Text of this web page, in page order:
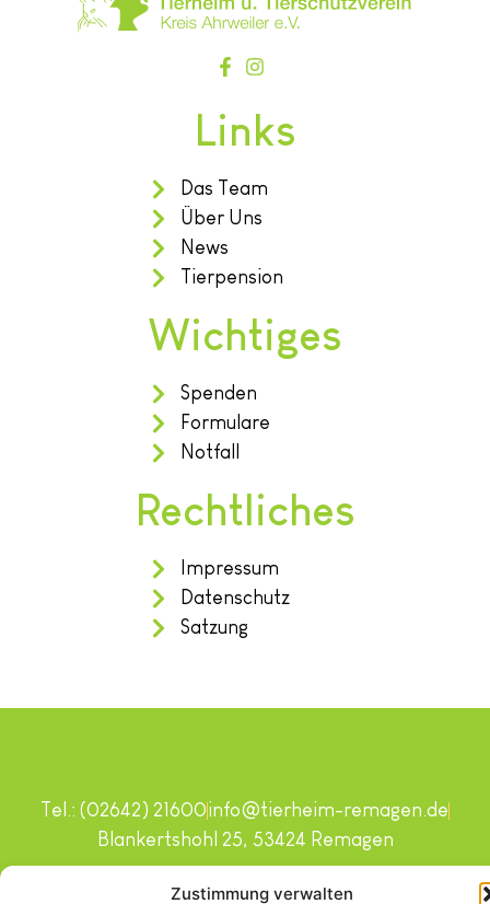
Zustimmung verwalten
Links
Das Team
Über Uns
News
Tierpension
Wichtiges
Spenden
Formulare
Notfall
Rechtliches
Impressum
Datenschutz
Satzung
Copyright © 2024. Alle Rechte vorbehalten.
Tel.: (02642) 21600info@tierheim-remagen.de
Blankertshohl 25, 53424 Remagen